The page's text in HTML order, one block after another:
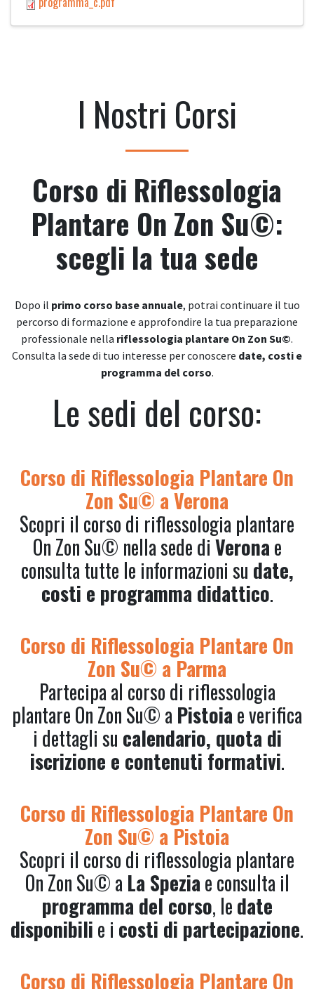
I Nostri Corsi
Corso di Riflessologia
Plantare On Zon Su©:
scegli la tua sede
Dopo il primo corso base annuale, potrai continuare il tuo
percorso di formazione e approfondire la tua preparazione
professionale nella riflessologia plantare On Zon Su©.
Consulta la sede di tuo interesse per conoscere date, costi e
programma del corso.
Le sedi del corso:
Corso di Riflessologia Plantare On
Zon Su© a Verona
Scopri il corso di riflessologia plantare
On Zon Su© nella sede diVeronae
consulta tutte le informazioni su date,
costi e programma didattico.
Corso di Riflessologia Plantare On
Zon Su© a Parma
Partecipa al corso di riflessologia
plantare On Zon Su© a Pistoiae verifica
i dettagli su calendario, quota di
iscrizione e contenuti formativi.
Corso di Riflessologia Plantare On
Zon Su© a Pistoia
Scopri il corso di riflessologia plantare
On Zon Su© a La Speziae consulta il
programma del corso, ledate
disponibilie i costi di partecipazione.
Corso di Riflessologia Plantare On